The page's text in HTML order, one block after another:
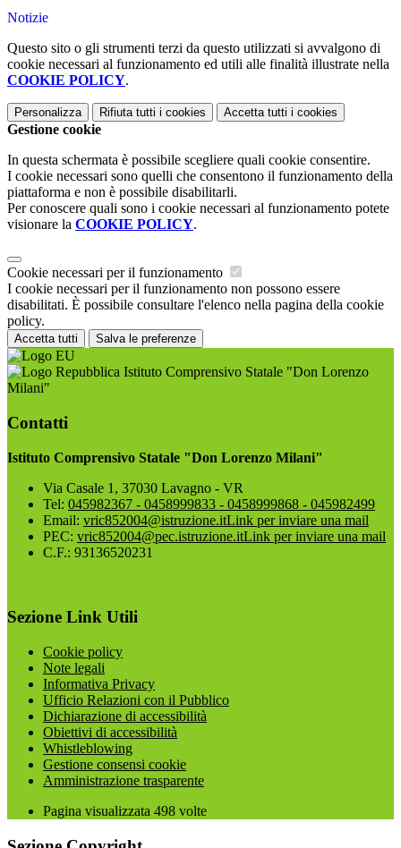
Notizie
Questo sito o gli strumenti terzi da questo utilizzati si avvalgono di
cookie necessari al funzionamento ed utili alle finalità illustrate nella
COOKIE POLICY.
Personalizza Rifiuta tutti i cookies Accetta tutti i cookies
Gestione cookie
In questa schermata è possibile scegliere quali cookie consentire.
I cookie necessari sono quelli che consentono il funzionamento della
piattaforma e non è possibile disabilitarli.
Per conoscere quali sono i cookie necessari al funzionamento potete
visionare la COOKIE POLICY.
Cookie necessari per il funzionamento
I cookie necessari per il funzionamento non possono essere
disabilitati. È possibile consultare l'elenco nella pagina della cookie
policy.
Accetta tutti Salva le preferenze
Istituto Comprensivo Statale "Don Lorenzo
Milani"
Contatti
Istituto Comprensivo Statale "Don Lorenzo Milani"
Via Casale 1, 37030 Lavagno - VR
Tel: 045982367 - 0458999833 - 0458999868 - 045982499
Email: vric852004@istruzione.itLink per inviare una mail
PEC: vric852004@pec.istruzione.itLink per inviare una mail
C.F.: 93136520231
Sezione Link Utili
Cookie policy
Note legali
Informativa Privacy
Ufficio Relazioni con il Pubblico
Dichiarazione di accessibilità
Obiettivi di accessibilità
Whistleblowing
Gestione consensi cookie
Amministrazione trasparente
Pagina visualizzata 498 volte